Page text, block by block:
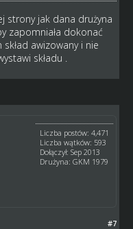
strony jak dana drużyna
zapomniała dokonać
awizowany i nie
składu .
Liczba postów: 4,471
Liczba wątków: 593
Dołączył: Sep 2013
Drużyna: GKM 1979
#7